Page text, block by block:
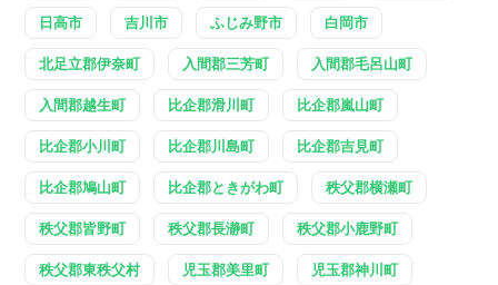
日高市 吉川市 ふじみ野市 白岡市
北足立郡伊奈町 入間郡三芳町 入間郡毛呂山町
入間郡越生町 比企郡滑川町 比企郡嵐山町
比企郡小川町 比企郡川島町 比企郡吉見町
比企郡鳩山町 比企郡ときがわ町 秩父郡横瀬町
秩父郡皆野町 秩父郡長瀞町 秩父郡小鹿野町
秩父郡東秩父村 児玉郡美里町 児玉郡神川町